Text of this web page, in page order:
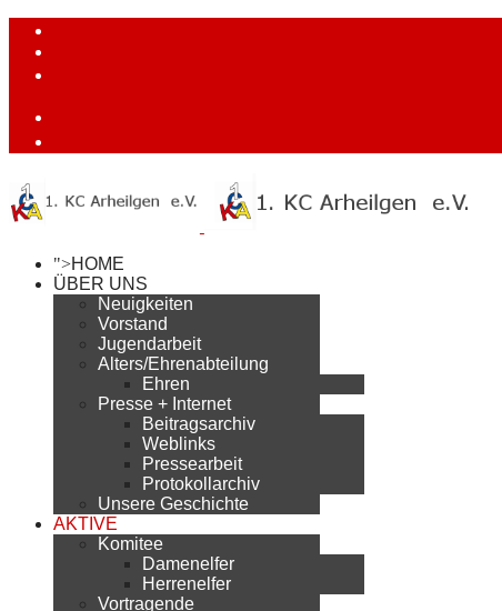
">HOME
ÜBER UNS
Neuigkeiten
Vorstand
Jugendarbeit
Alters/Ehrenabteilung
Ehren
Presse + Internet
Beitragsarchiv
Weblinks
Pressearbeit
Protokollarchiv
Unsere Geschichte
AKTIVE
Komitee
Damenelfer
Herrenelfer
Vortragende